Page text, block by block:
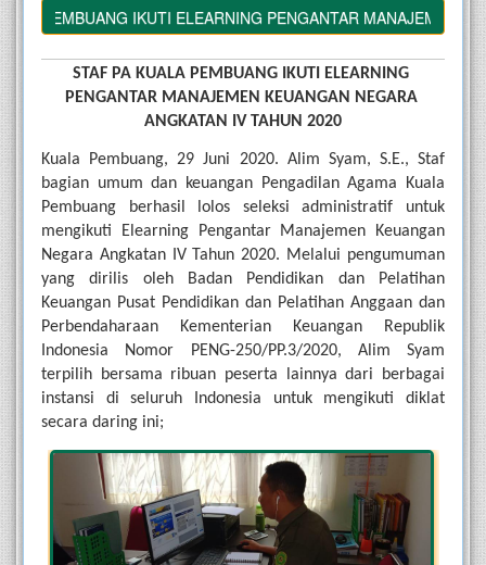
PEMBUANG IKUTI ELEARNING PENGANTAR MANAJEMEN
STAF PA KUALA PEMBUANG IKUTI ELEARNING
PENGANTAR MANAJEMEN KEUANGAN NEGARA
ANGKATAN IV TAHUN 2020
Kuala Pembuang, 29 Juni 2020. Alim Syam, S.E., Staf
bagian umum dan keuangan Pengadilan Agama Kuala
Pembuang berhasil lolos seleksi administratif untuk
mengikuti Elearning Pengantar Manajemen Keuangan
Negara Angkatan IV Tahun 2020. Melalui pengumuman
yang dirilis oleh Badan Pendidikan dan Pelatihan
Keuangan Pusat Pendidikan dan Pelatihan Anggaan dan
Perbendaharaan Kementerian Keuangan Republik
Indonesia Nomor PENG-250/PP.3/2020, Alim Syam
terpilih bersama ribuan peserta lainnya dari berbagai
instansi di seluruh Indonesia untuk mengikuti diklat
secara daring ini;